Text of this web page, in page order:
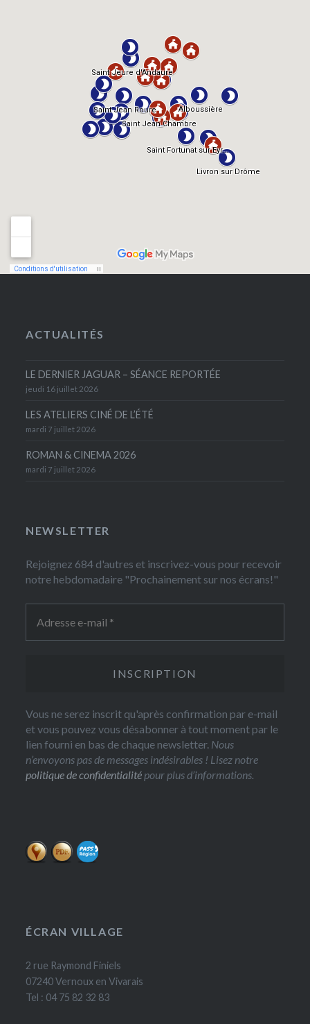
ACTUALITÉS
LE DERNIER JAGUAR – SÉANCE REPORTÉE
jeudi 16 juillet 2026
LES ATELIERS CINÉ DE L’ÉTÉ
mardi 7 juillet 2026
ROMAN & CINEMA 2026
mardi 7 juillet 2026
NEWSLETTER
Rejoignez 684 d'autres et inscrivez-vous pour recevoir
notre hebdomadaire "Prochainement sur nos écrans!"
Vous ne serez inscrit qu'après confirmation par e-mail
et vous pouvez vous désabonner à tout moment par le
lien fourni en bas de chaque newsletter. Nous
n’envoyons pas de messages indésirables ! Lisez notre
politique de confidentialité pour plus d’informations.
ÉCRAN VILLAGE
2 rue Raymond Finiels
07240 Vernoux en Vivarais
Tel : 04 75 82 32 83